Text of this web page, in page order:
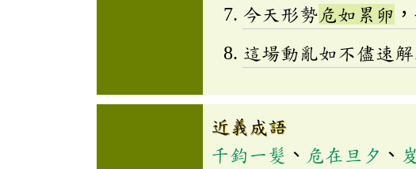
今天形勢危如累卵
這場動亂如不儘速
近義成語
千鈞一髮 、 危在旦夕 、